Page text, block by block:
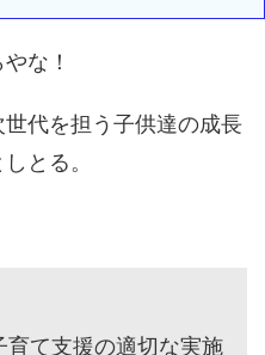
な！
代を担う子供達の成長
とる。
育て支援の適切な実施